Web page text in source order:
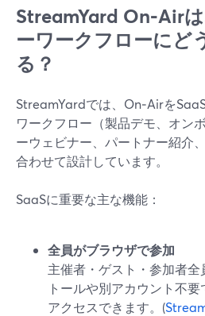
StreamYard On‑Air
ーワークフローにど
る？
StreamYardでは、On‑Airを
ワークフロー（製品デモ、オン
ーウェビナー、パートナー紹介
合わせて設計しています。
SaaSに重要な主な機能：
全員がブラウザで参加
主催者・ゲスト・参加者
トールや別アカウント不
アクセスできます。(